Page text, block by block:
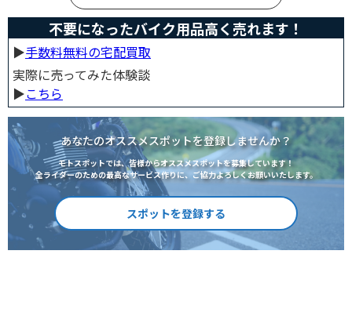
不要になったバイク用品高く売れます！
▶︎手数料無料の宅配買取
実際に売ってみた体験談
▶︎こちら
あなたのオススメスポットを登録しませんか？
モトスポットでは、皆様からオススメスポットを募集しています！
全ライダーのための最高なサービス作りに、ご協力よろしくお願いいたします。
スポットを登録する